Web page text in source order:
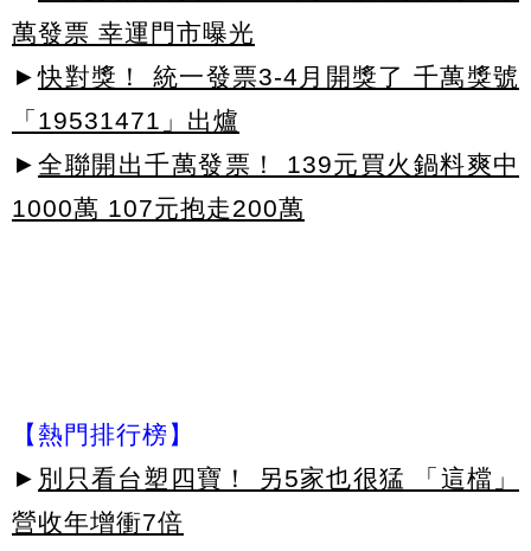
萬發票 幸運門市曝光
►快對獎！ 統一發票3-4月開獎了 千萬獎號
「19531471」出爐
► 全聯開出千萬發票！ 139元買火鍋料爽中
1000萬 107元抱走200萬
【熱門排行榜】
► 別只看台塑四寶！ 另5家也很猛 「這檔」
營收年增衝7倍